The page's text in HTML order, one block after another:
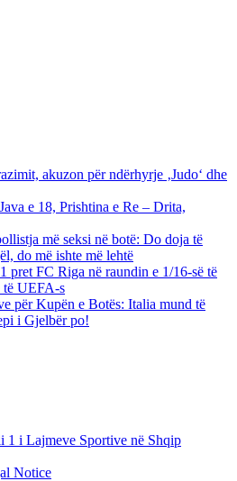
akuzon për ndërhyrje ‚Judo‘ dhe
e 18, Prishtina e Re – Drita,
më seksi në botë: Do doja të
do më ishte më lehtë
pret FC Riga në raundin e 1/16-së të
të UEFA-s
për Kupën e Botës: Italia mund të
i Gjelbër po!
1 i Lajmeve Sportive në Shqip
Notice